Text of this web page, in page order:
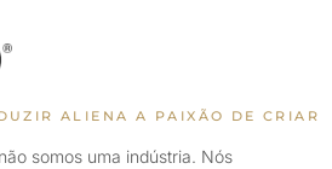
ALIENA A PAIXÃO DE CRIAR
somos uma indústria. Nós